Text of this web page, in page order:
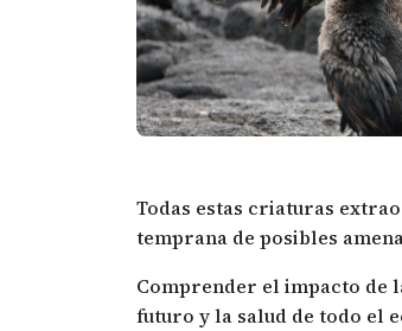
Todas estas criaturas
temprana de posibles
Comprender el impacto de
futuro y la salud de todo el